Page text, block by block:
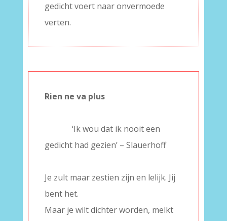
gedicht voert naar onvermoede
verten.
Rien ne va plus
‘Ik wou dat ik nooit een
gedicht had gezien’ – Slauerhoff
Je zult maar zestien zijn en lelijk. Jij
bent het.
Maar je wilt dichter worden, melkt